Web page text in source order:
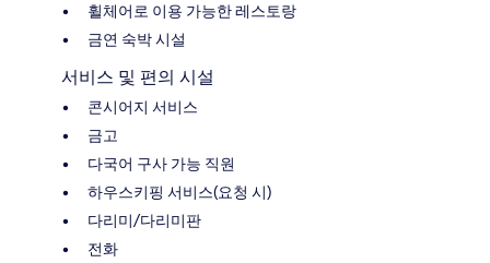
휠체어로 이용 가능한 레스토랑
금연 숙박 시설
서비스 및 편의 시설
콘시어지 서비스
금고
다국어 구사 가능 직원
하우스키핑 서비스(요청 시)
다리미/다리미판
전화